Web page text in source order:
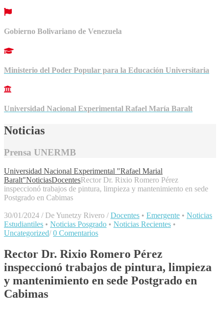
Gobierno Bolivariano de Venezuela
Ministerio del Poder Popular para la Educación Universitaria
Universidad Nacional Experimental Rafael María Baralt
Noticias
Prensa UNERMB
Universidad Nacional Experimental "Rafael Marial
Baralt"NoticiasDocentesRector Dr. Rixio Romero Pérez
inspeccionó trabajos de pintura, limpieza y mantenimiento en sede
Postgrado en Cabimas
30/01/2024 / De Yunetzy Rivero / Docentes • Emergente • Noticias
Estudiantiles • Noticias Posgrado • Noticias Recientes •
Uncategorized/ 0 Comentarios
Rector Dr. Rixio Romero Pérez
inspeccionó trabajos de pintura, limpieza
y mantenimiento en sede Postgrado en
Cabimas